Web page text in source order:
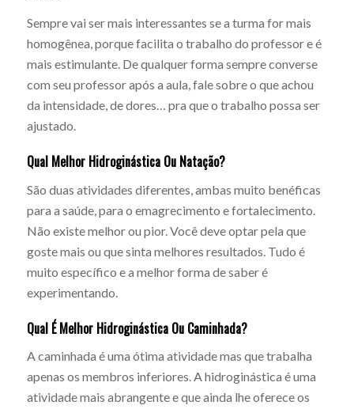
Sempre vai ser mais interessantes se a turma for mais
homogênea, porque facilita o trabalho do professor e é
mais estimulante. De qualquer forma sempre converse
com seu professor após a aula, fale sobre o que achou
da intensidade, de dores… pra que o trabalho possa ser
ajustado.
Qual Melhor Hidroginástica Ou Natação?
São duas atividades diferentes, ambas muito benéficas
para a saúde, para o emagrecimento e fortalecimento.
Não existe melhor ou pior. Você deve optar pela que
goste mais ou que sinta melhores resultados. Tudo é
muito específico e a melhor forma de saber é
experimentando.
Qual É Melhor Hidroginástica Ou Caminhada?
A caminhada é uma ótima atividade mas que trabalha
apenas os membros inferiores. A hidroginástica é uma
atividade mais abrangente e que ainda lhe oferece os